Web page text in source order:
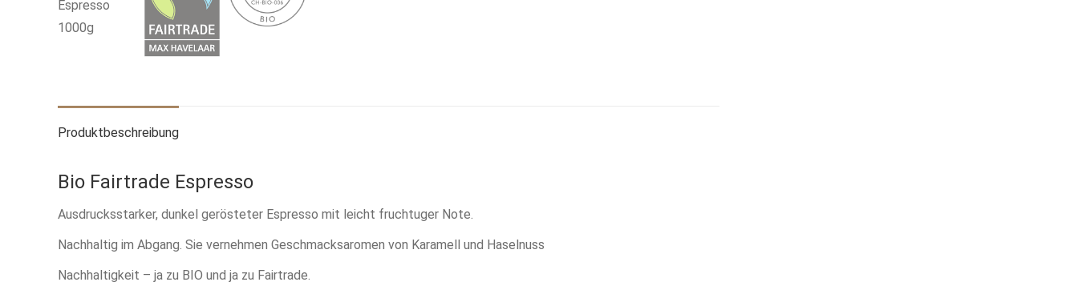
Produktbeschreibung
Bio Fairtrade Espresso
Ausdrucksstarker, dunkel gerösteter Espresso mit leicht fruchtuger Note.
Nachhaltig im Abgang. Sie vernehmen Geschmacksaromen von Karamell und Haselnuss
Nachhaltigkeit – ja zu BIO und ja zu Fairtrade.